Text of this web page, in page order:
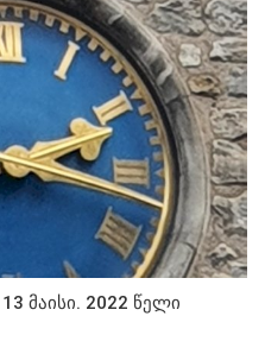
მაისი. 2022 წელი